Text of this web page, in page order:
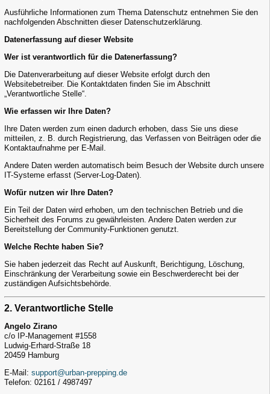
Ausführliche Informationen zum Thema Datenschutz entnehmen Sie den
nachfolgenden Abschnitten dieser Datenschutzerklärung.
Datenerfassung auf dieser Website
Wer ist verantwortlich für die Datenerfassung?
Die Datenverarbeitung auf dieser Website erfolgt durch den
Websitebetreiber. Die Kontaktdaten finden Sie im Abschnitt
„Verantwortliche Stelle“.
Wie erfassen wir Ihre Daten?
Ihre Daten werden zum einen dadurch erhoben, dass Sie uns diese
mitteilen, z. B. durch Registrierung, das Verfassen von Beiträgen oder die
Kontaktaufnahme per E-Mail.
Andere Daten werden automatisch beim Besuch der Website durch unsere
IT-Systeme erfasst (Server-Log-Daten).
Wofür nutzen wir Ihre Daten?
Ein Teil der Daten wird erhoben, um den technischen Betrieb und die
Sicherheit des Forums zu gewährleisten. Andere Daten werden zur
Bereitstellung der Community-Funktionen genutzt.
Welche Rechte haben Sie?
Sie haben jederzeit das Recht auf Auskunft, Berichtigung, Löschung,
Einschränkung der Verarbeitung sowie ein Beschwerderecht bei der
zuständigen Aufsichtsbehörde.
2. Verantwortliche Stelle
Angelo Zirano
c/o IP-Management #1558
Ludwig-Erhard-Straße 18
20459 Hamburg
E-Mail: support@urban-prepping.de
Telefon: 02161 / 4987497